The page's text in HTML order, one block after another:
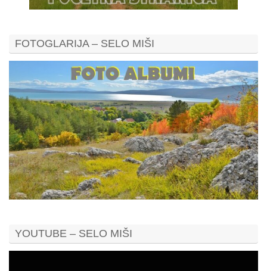
FOTOGLARIJA – SELO MIŠI
YOUTUBE – SELO MIŠI